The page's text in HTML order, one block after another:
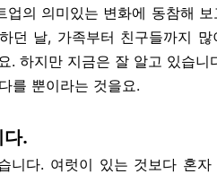
의 의미있는 변화에 동참해 보
던 날, 가족부터 친구들까지 많
. 하지만 지금은 잘 알고 있습니
를 뿐이라는 것을요.
다.
니다. 여럿이 있는 것보다 혼자